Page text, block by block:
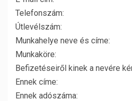
Telefonszám:
Útlevélszám:
Munkahelye neve és címe:
Munkaköre:
Befizetéseiről kinek a nevére
Ennek címe:
Ennek adószáma: